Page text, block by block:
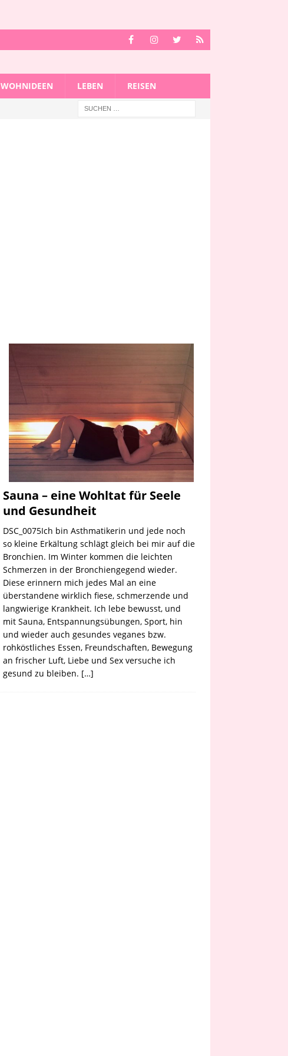
WOHNIDEEN LEBEN REISEN
Sauna – eine Wohltat für Seele
und Gesundheit
DSC_0075Ich bin Asthmatikerin und jede noch
so kleine Erkältung schlägt gleich bei mir auf die
Bronchien. Im Winter kommen die leichten
Schmerzen in der Bronchiengegend wieder.
Diese erinnern mich jedes Mal an eine
überstandene wirklich fiese, schmerzende und
langwierige Krankheit. Ich lebe bewusst, und
mit Sauna, Entspannungsübungen, Sport, hin
und wieder auch gesundes veganes bzw.
rohköstliches Essen, Freundschaften, Bewegung
an frischer Luft, Liebe und Sex versuche ich
gesund zu bleiben. […]